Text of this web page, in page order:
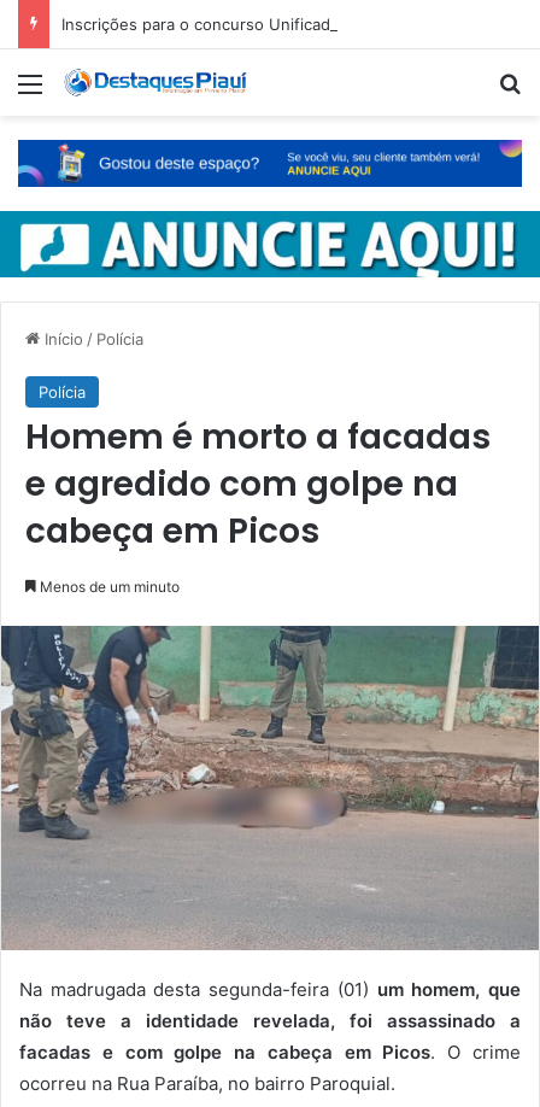
Menu
Início / Polícia
Polícia
Homem é morto a facadas
e agredido com golpe na
cabeça em Picos
Menos de um minuto
Na madrugada desta segunda-feira (01) um homem, que
não teve a identidade revelada, foi assassinado a
facadas e com golpe na cabeça em Picos. O crime
ocorreu na Rua Paraíba, no bairro Paroquial.